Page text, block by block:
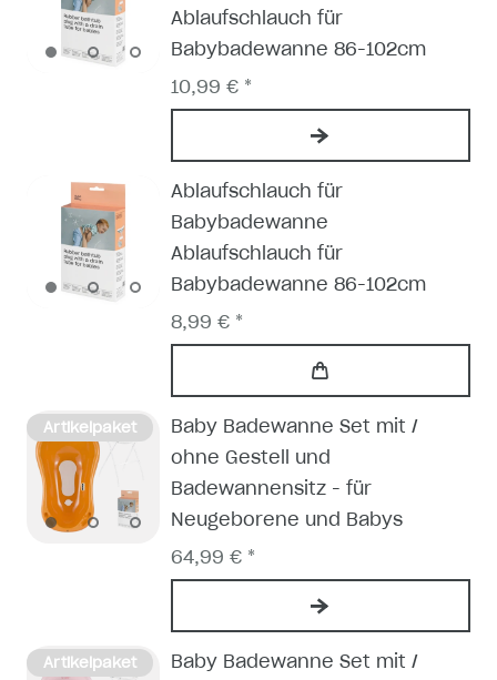
Ablaufschlauch für
Babybadewanne 86-102cm
10,99 € *
Ablaufschlauch für
Babybadewanne
Ablaufschlauch für
Babybadewanne 86-102cm
8,99 € *
Artikelpaket
Baby Badewanne Set mit /
ohne Gestell und
Badewannensitz - für
Neugeborene und Babys
64,99 € *
Artikelpaket
Baby Badewanne Set mit /